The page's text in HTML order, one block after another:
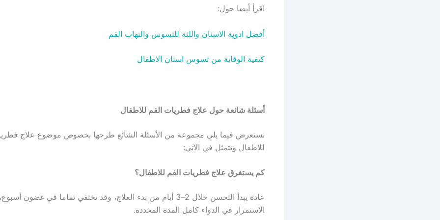
اقرأ أيضا حول:
أفضل ادوية الاسنان واللثة للتسوس والتهاب الفم
كيفية الوقاية من تسوس اسنان الاطفال
أسئلة شائعة حول علاج فطريات الفم للاطفال
نستعرض فيما يلي مجموعة من الأسئلة الشائع طرحها بخصوص موضوع علاج
للاطفال وتتمثل في الآتي:
كم يستغرق علاج فطريات الفم للاطفال؟
عادة يبدأ التحسن خلال 2–3 أيام من بدء العلاج، وقد تختفي تماما في غضون
الاستمرار في الدواء كامل المدة المحددة.